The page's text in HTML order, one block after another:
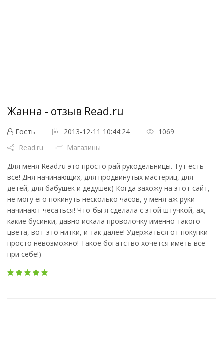
Жанна - отзыв Read.ru
Гость 2013-12-11 10:44:24
1069
Read.ru
Магазины
Для меня Read.ru это просто рай рукодельницы. Тут есть
все! Дня начинающих, для продвинутых мастериц, для
детей, для бабушек и дедушек) Когда захожу на этот сайт,
не могу его покинуть несколько часов, у меня аж руки
начинают чесаться! Что-бы я сделала с этой штучкой, ах,
какие бусинки, давно искала проволочку именно такого
цвета, вот-это нитки, и так далее! Удержаться от покупки
просто невозможно! Такое богатство хочется иметь все
при себе!)